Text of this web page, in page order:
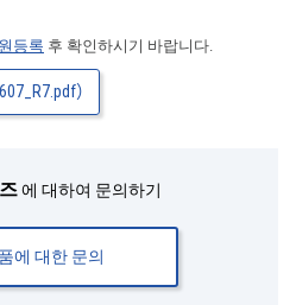
등록 후 확인하시기 바랍니다.
）
에 대하여 문의하기
에 대한 문의